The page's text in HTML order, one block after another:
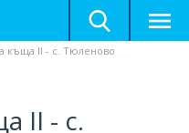
къща II - с. Тюленово
II - с.